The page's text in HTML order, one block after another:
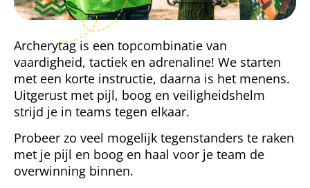
Archerytag is een topcombinatie van
vaardigheid, tactiek en adrenaline! We starten
met een korte instructie, daarna is het menens.
Uitgerust met pijl, boog en veiligheidshelm
strijd je in teams tegen elkaar.
Probeer zo veel mogelijk tegenstanders te raken
met je pijl en boog en haal voor je team de
overwinning binnen.